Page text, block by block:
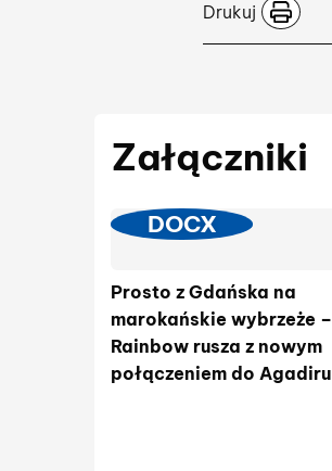
Drukuj
Załączniki
DOCX
Prosto z Gdańska na
marokańskie wybrzeże –
Rainbow rusza z nowym
połączeniem do Agadiru